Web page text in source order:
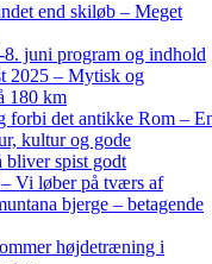
end skiløb – Meget
juni program og indhold
2025 – Mytisk og
180 km
forbi det antikke Rom –
kultur og gode
bliver spist godt
Vi løber på tværs af
bjerge – betagende
højdetræning i